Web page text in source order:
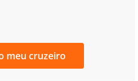
meu cruzeiro